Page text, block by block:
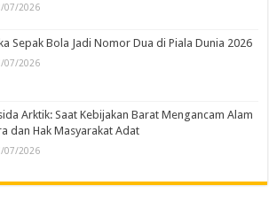
07/2026
Sepak Bola Jadi Nomor Dua di Piala Dunia 2026
07/2026
Arktik: Saat Kebijakan Barat Mengancam Alam
dan Hak Masyarakat Adat
07/2026